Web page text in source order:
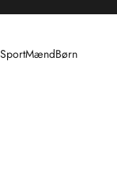
SportMændBørn